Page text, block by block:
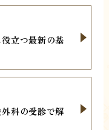
立つ最新の基
科の受診で解